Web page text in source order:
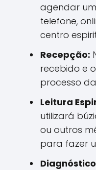
agendar
telefone,
centro
Recepção:
recebido e
processo
Leitura
utilizará
ou outros
para fazer